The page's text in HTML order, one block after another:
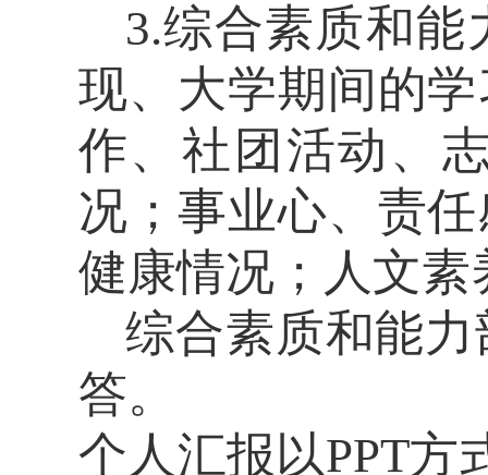
3.综合素质和能
现、大学期间的
作、社团活动、
况；事业心、责
健康情况；人文
综合素质和能
答。
个人汇报以PPT方